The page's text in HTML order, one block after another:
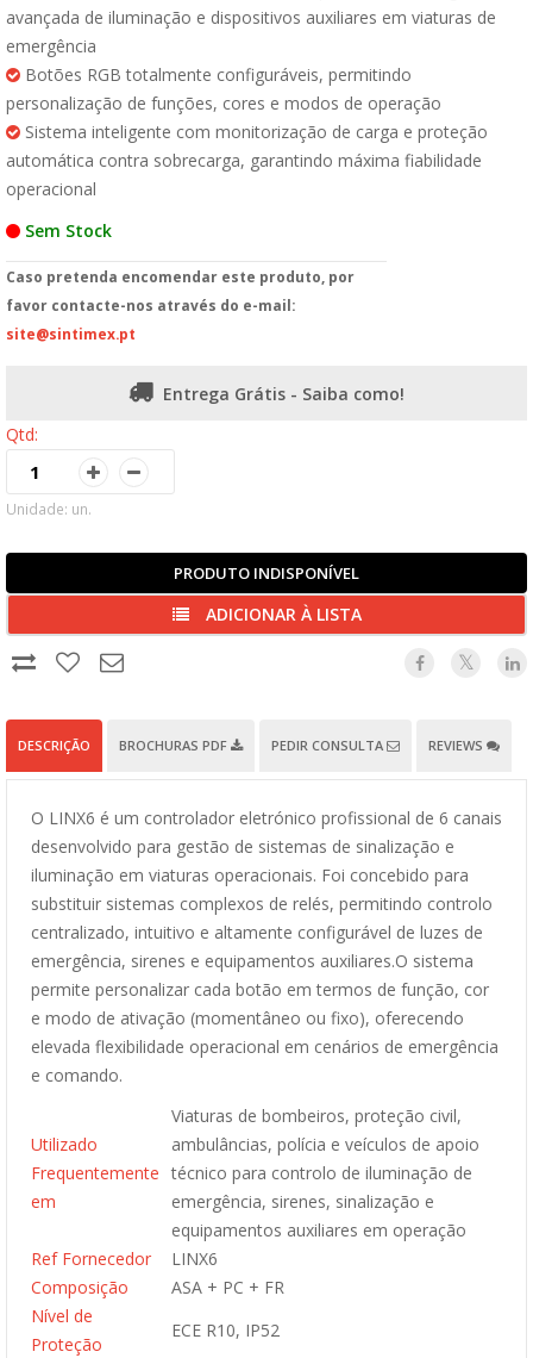
avançada de iluminação e dispositivos auxiliares em viaturas de
emergência
Botões RGB totalmente configuráveis, permitindo
personalização de funções, cores e modos de operação
Sistema inteligente com monitorização de carga e proteção
automática contra sobrecarga, garantindo máxima fiabilidade
operacional
Sem Stock
Caso pretenda encomendar este produto, por
favor contacte-nos através do e-mail:
site@sintimex.pt
Entrega Grátis - Saiba como!
Qtd:
Unidade: un.
PRODUTO INDISPONÍVEL
ADICIONAR À LISTA
DESCRIÇÃO BROCHURAS PDF PEDIR CONSULTA REVIEWS
O LINX6 é um controlador eletrónico profissional de 6 canais
desenvolvido para gestão de sistemas de sinalização e
iluminação em viaturas operacionais. Foi concebido para
substituir sistemas complexos de relés, permitindo controlo
centralizado, intuitivo e altamente configurável de luzes de
emergência, sirenes e equipamentos auxiliares.O sistema
permite personalizar cada botão em termos de função, cor
e modo de ativação (momentâneo ou fixo), oferecendo
elevada flexibilidade operacional em cenários de emergência
e comando.
Utilizado
Frequentemente
em
Viaturas de bombeiros, proteção civil,
ambulâncias, polícia e veículos de apoio
técnico para controlo de iluminação de
emergência, sirenes, sinalização e
equipamentos auxiliares em operação
Ref Fornecedor
LINX6
Composição
ASA + PC + FR
Nível de
Proteção
ECE R10, IP52